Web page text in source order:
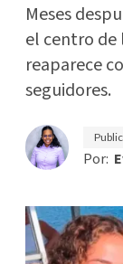
Meses
el centro de
reaparece
seguidores.
Por: